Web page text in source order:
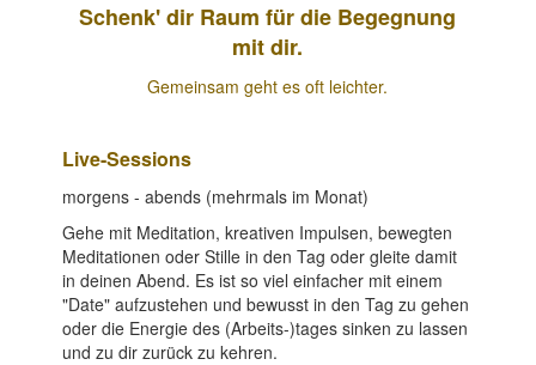
Schenk' dir Raum für die Begegnung
mit dir.
Gemeinsam geht es oft leichter.
Live-Sessions
morgens - abends (mehrmals im Monat)
Gehe mit Meditation, kreativen Impulsen, bewegten
Meditationen oder Stille in den Tag oder gleite damit
in deinen Abend. Es ist so viel einfacher mit einem
"Date" aufzustehen und bewusst in den Tag zu gehen
oder die Energie des (Arbeits-)tages sinken zu lassen
und zu dir zurück zu kehren.